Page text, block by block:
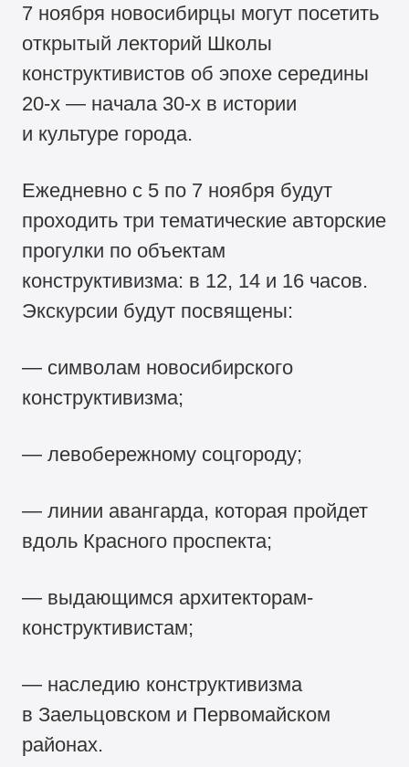
7 ноября новосибирцы могут посетить
открытый лекторий Школы
конструктивистов об эпохе середины
20-х — начала 30-х в истории
и культуре города.
Ежедневно с 5 по 7 ноября будут
проходить три тематические авторские
прогулки по объектам
конструктивизма: в 12, 14 и 16 часов.
Экскурсии будут посвящены:
— символам новосибирского
конструктивизма;
— левобережному соцгороду;
— линии авангарда, которая пройдет
вдоль Красного проспекта;
— выдающимся архитекторам-
конструктивистам;
— наследию конструктивизма
в Заельцовском и Первомайском
районах.